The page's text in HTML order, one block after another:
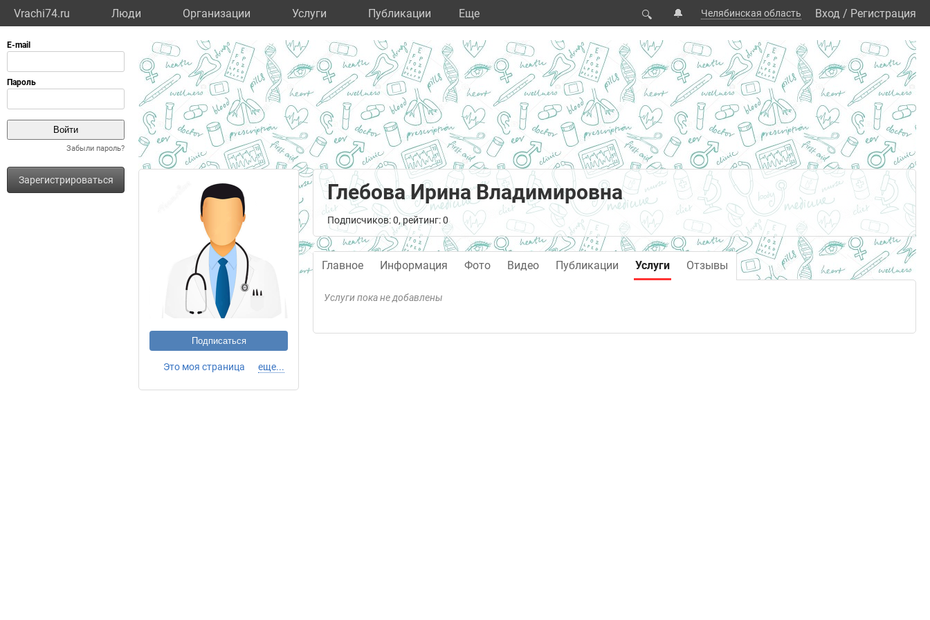
Vrachi74.ru Люди Организации Услуги Публикации Eще 🔍 🔔 Челябинская область Вход / Регистрация
Забыли пароль?
Зарегистрироваться
Подписаться
Это моя страница еще...
Глебова Ирина Владимировна
Подписчиков: 0, рейтинг: 0
Главное Информация Фото Видео Публикации Услуги Отзывы
Услуги пока не добавлены